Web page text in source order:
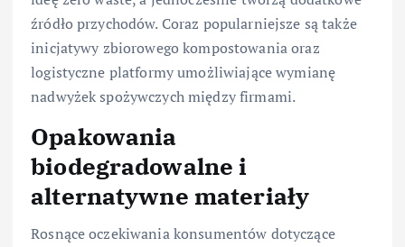
źródło przychodów. Coraz popularniejsze są także
inicjatywy zbiorowego kompostowania oraz
logistyczne platformy umożliwiające wymianę
nadwyżek spożywczych między firmami.
Opakowania
biodegradowalne i
alternatywne materiały
Rosnące oczekiwania konsumentów dotyczące